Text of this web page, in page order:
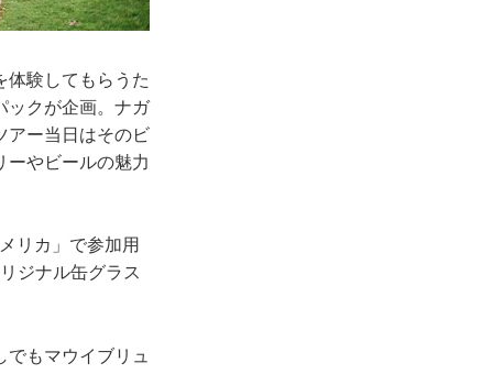
体験してもらうた
ックが企画。ナガ
アー当日はそのビ
ーやビールの魅力
リカ」で参加用
ジナル缶グラス
もマウイブリュ